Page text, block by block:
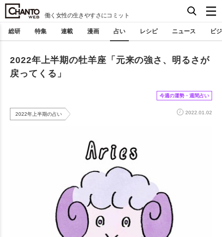
働く女性の生きやすさにコミット
総研 特集 連載 漫画 占い レシピ ニュース ビ
2022年上半期の牡羊座「元来の強さ、明るさが
戻ってくる」
今週の運勢・週間占い
2022年上半期の占い 2022.01.02